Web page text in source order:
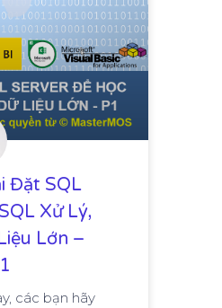
Đặt SQL
Xử Lý,
Lớn –
các bạn hãy